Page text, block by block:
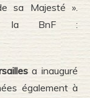
sa Majesté ».
à la BnF :
a inauguré
également à